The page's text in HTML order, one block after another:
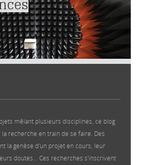
mêlant plusieurs disciplines, ce blog
recherche en train de se faire. Des
la genèse d’un projet en cours, leur
doutes… Ces recherches s'inscrivent